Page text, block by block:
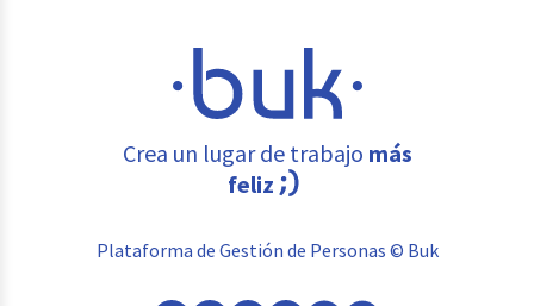
Crea un lugar de trabajo más
feliz
Plataforma de Gestión de Personas © Buk